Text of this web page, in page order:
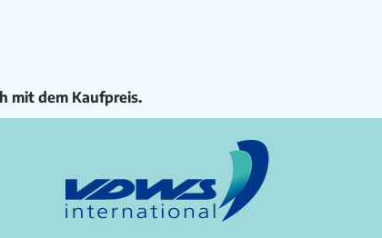
mit dem Kaufpreis.